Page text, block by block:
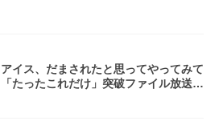
アイス、だまされたと思ってやってみて
「たったこれだけ」突破ファイル放送で